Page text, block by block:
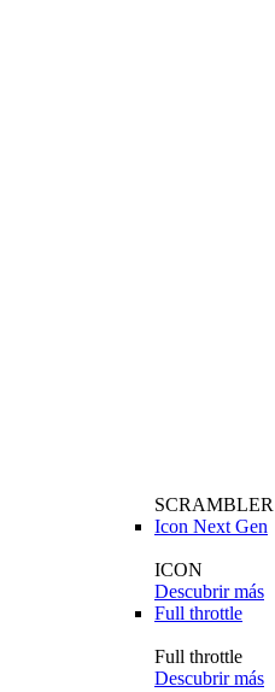
SCRAMBLER
Icon Next Gen
ICON
Descubrir más
Full throttle
Full throttle
Descubrir más